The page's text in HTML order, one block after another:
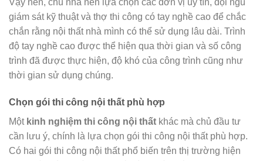
Vậy nên, chủ nhà nên lựa chọn các đơn vị uy tín, đội ngũ
giám sát kỹ thuật và thợ thi công có tay nghề cao để chắc
chắn rằng nội thất nhà mình có thể sử dụng lâu dài. Trình
độ tay nghề cao được thể hiện qua thời gian và số công
trình đã được thực hiện, độ khó của công trình cũng như
thời gian sử dụng chúng.
Chọn gói thi công nội thất phù hợp
Một kinh nghiệm thi công nội thất khác mà chủ đầu tư
cần lưu ý, chính là lựa chọn gói thi công nội thất phù hợp.
Có hai gói thi công nội thất phổ biến trên thị trường hiện